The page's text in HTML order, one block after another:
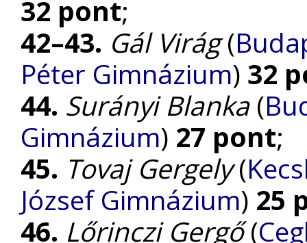
32 pont;
42–43. Gál Virág(
Péter Gimnázium) 32
44. Surányi Blanka(
Gimnázium) 27 pont;
45. Tovaj Gergely(
József Gimnázium) 25
46. Lőrinczi Gergő(